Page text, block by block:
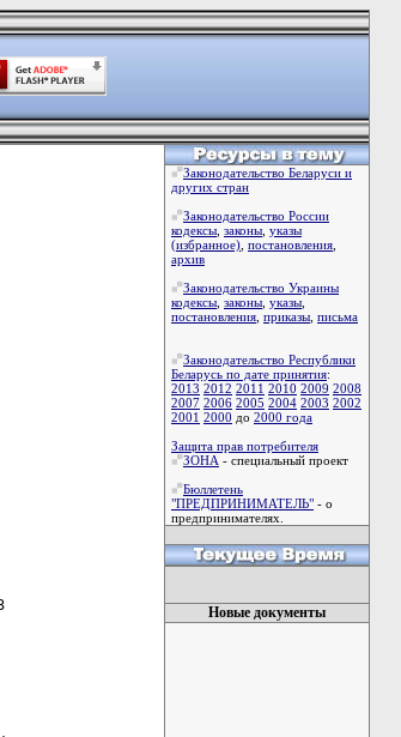
Законодательство Беларуси и
других стран
Законодательство России
кодексы законы указы
(избранное) постановления
архив
Законодательство Украины
кодексы законы указы
постановления приказы письма
Законодательство Республики
Беларусь по дате принятия:
2013 2012 2011 2010 2009 2008
2007 2006 2005 2004 2003 2002
2001 2000 до 2000 года
Защита прав потребителя
ЗОНА - специальный проект
Бюллетень
"ПРЕДПРИНИМАТЕЛЬ" - о
предпринимателях.
Новые документы